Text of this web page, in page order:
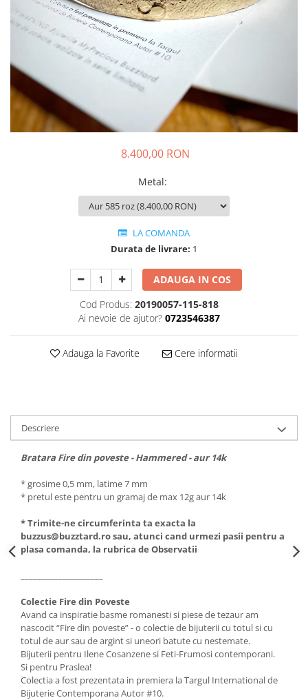
AN-TAN-TICHITAN
8.400,00 RON
Metal:
LA COMANDA
Durata de livrare: 1
ADAUGA IN COS
Cod Produs: 20190057-115-818
Ai nevoie de ajutor? 0723546387
Adauga la Favorite Cere informatii
Descriere
Bratara Fire din poveste - Hammered - aur 14k
* grosime 0,5 mm, latime 7 mm
* pretul este pentru un gramaj de max 12g aur 14k
* Trimite-ne circumferinta ta exacta la
buzzus@buzztard.ro sau, atunci cand urmezi pasii pentru a
plasa comanda, la rubrica de Observatii
Colectie Fire din Poveste
Avand ca inspiratie basme romanesti si piese de tezaur am
nascocit “Fire din poveste” - o colectie de bijuterii cu totul si cu
totul de aur sau de argint si uneori batute cu nestemate.
Bijuterii pentru Ilene Cosanzene si Feti-Frumosi contemporani.
Si pentru Praslea!
Colectia a fost prezentata in premiera la Targul International de
Bijuterie Contemporana Autor #10.